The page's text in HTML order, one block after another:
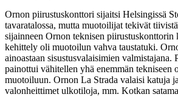
Ornon piirustuskonttori sijaitsi Helsingissä
tavaratalossa, mutta muotoilijat tekivät
sijainneen Ornon teknisen piirustuskonttorin
kehittely oli muotoilun vahva taustatuki.
ainoastaan sisustusvalaisimien
painottui vähitellen yhä enemmän tekniseen
muotoiluun. Ornon La Strada valaisi katuja
valonheittimet ulkotiloja, mm. Kotkan